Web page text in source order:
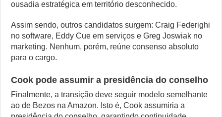
ousadia estratégica em território desconhecido.
Assim sendo, outros candidatos surgem: Craig Federighi
no software, Eddy Cue em serviços e Greg Joswiak no
marketing. Nenhum, porém, reúne consenso absoluto
para o cargo.
Cook pode assumir a presidência do conselho
Finalmente, a transição deve seguir modelo semelhante
ao de Bezos na Amazon. Isto é, Cook assumiria a